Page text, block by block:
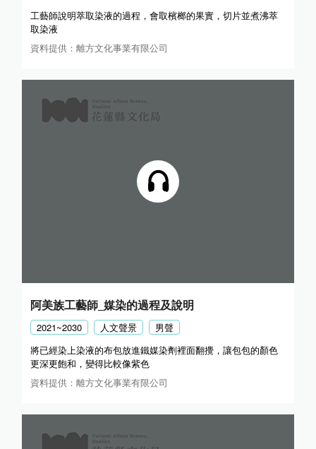
工藝師說明萃取染液的過程，會取檳榔的果實，切片並煮沸萃
取染液
資料提供：離方文化事業有限公司
阿美族工藝師_媒染的過程及說明
2021~2030 人文聲景
男聲
將已經染上染液的布包放進鐵媒染劑裡面翻攪，讓包包的顏色
更深更飽和，變得比較像紫色
資料提供：離方文化事業有限公司